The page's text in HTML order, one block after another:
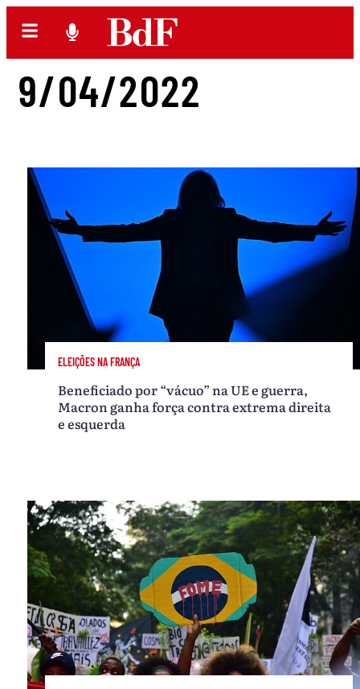
9/04/2022
ELEIÇÕES NA FRANÇA
Beneficiado por “vácuo” na UE e guerra,
Macron ganha força contra extrema direita
e esquerda